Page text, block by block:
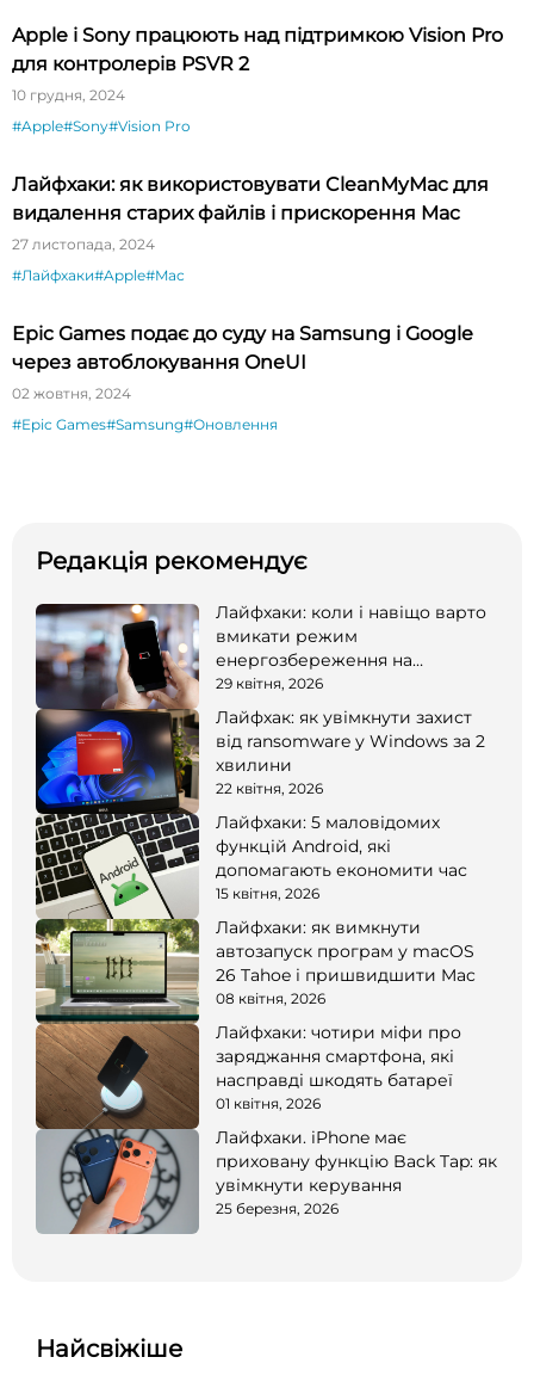
Apple і Sony працюють над підтримкою Vision Pro
для контролерів PSVR 2
10 грудня, 2024
#Apple#Sony#Vision Pro
Лайфхаки: як використовувати CleanMyMac для
видалення старих файлів і прискорення Mac
27 листопада, 2024
#Лайфхаки#Apple#Mac
Epic Games подає до суду на Samsung і Google
через автоблокування OneUI
02 жовтня, 2024
#Epic Games#Samsung#Оновлення
Редакція рекомендує
Лайфхаки: коли і навіщо варто
вмикати режим
енергозбереження на
смартфоні
29 квітня, 2026
Лайфхак: як увімкнути захист
від ransomware у Windows за 2
хвилини
22 квітня, 2026
Лайфхаки: 5 маловідомих
функцій Android, які
допомагають економити час
15 квітня, 2026
Лайфхаки: як вимкнути
автозапуск програм у macOS
26 Tahoe і пришвидшити Mac
08 квітня, 2026
Лайфхаки: чотири міфи про
заряджання смартфона, які
насправді шкодять батареї
01 квітня, 2026
Лайфхаки. iPhone має
приховану функцію Back Tap: як
увімкнути керування
25 березня, 2026
Найсвіжіше